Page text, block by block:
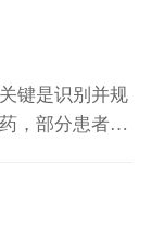
键是识别并规
，部分患者需
果）、吸入物
物理刺激（压